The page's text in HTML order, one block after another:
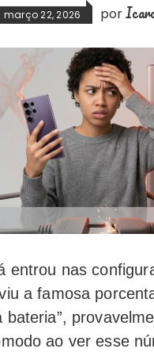
março 22, 2026 por
a famosa
bateria”,
ao ver esse